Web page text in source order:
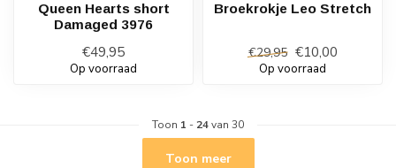
Queen Hearts short
Damaged 3976
€49,95
Op voorraad
Broekrokje Leo Stretch
€29,95 €10,00
Op voorraad
Toon 1 - 24van 30
Toon meer